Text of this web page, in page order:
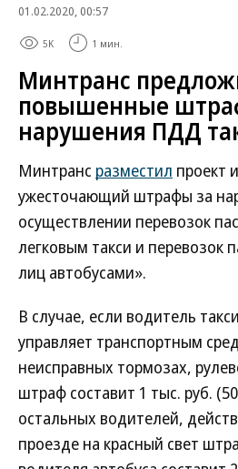
01.02.2020, 00:57
5K 1 мин.
Минтранс
повышенные
нарушения ПДД
Минтранс разместил проект
ужесточающий штрафы за
осуществлении перевозок
легковым такси и перевозок
лиц автобусами».
В случае, если водитель
управляет транспортным
неисправных тормозах,
штраф составит 1 тыс. руб.
остальных водителей,
проезде на красный свет